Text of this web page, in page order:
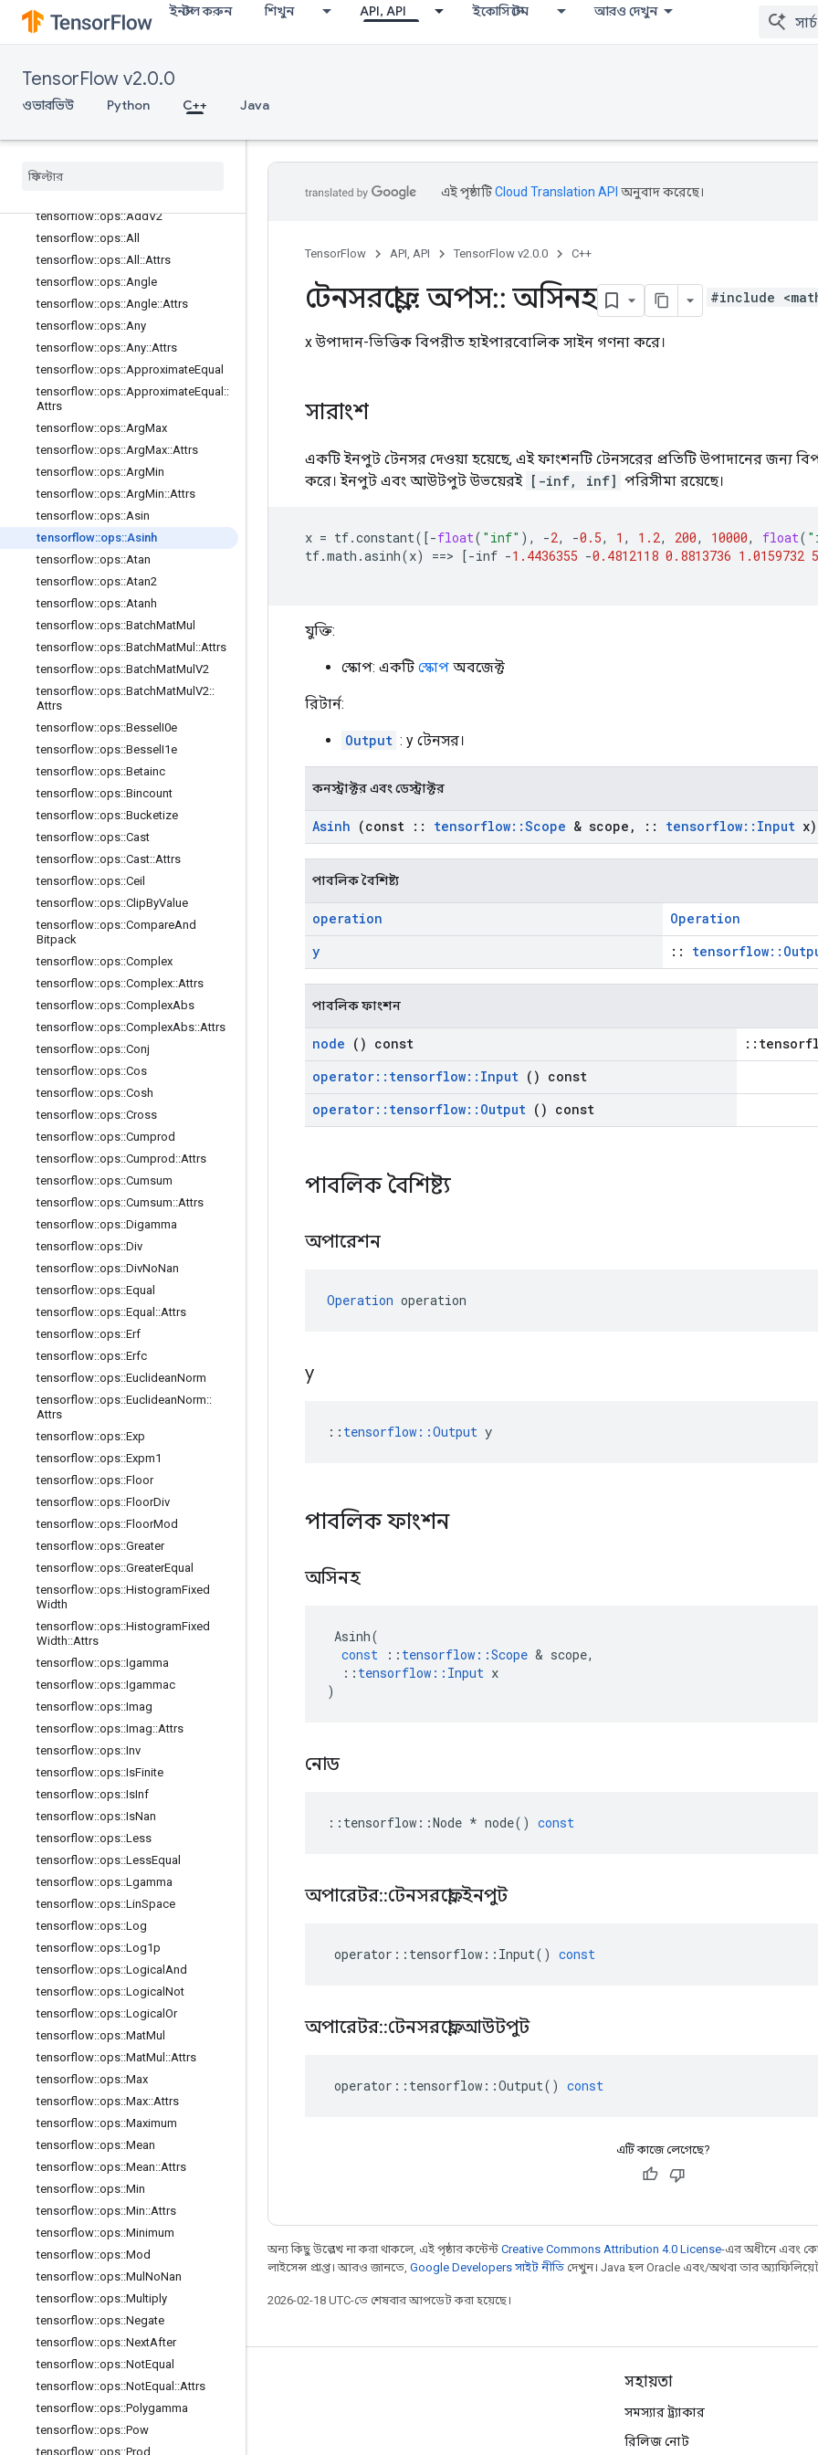
ইনস্টল করুন শিখুন API, API ইকোসিস্টেম আরও দেখুন
TensorFlow v2.0.0
ওভারভিউ Python C++ Java
logging_ops
math_ops
tensorflow::ops::Abs
tensorflow::ops::AccumulateNV2
tensorflow
tensorflow::ops::AddV2
tensorflow::ops::All
tensorflow::ops::All ::Attrs
tensorflow::ops::Angle
tensorflow::ops::Angle::Attrs
tensorflow::ops::Any
tensorflow::ops::Any::Attrs
tensorflow::ops::ApproximateEqual
tensorflow::ops::ApproximateEqual ::
Attrs
tensorflow::ops::ArgMax
tensorflow::ops::ArgMax::Attrs
tensorflow::ops::ArgMin
tensorflow::ops::ArgMin::Attrs
tensorflow::ops::Asin
tensorflow::ops::Asinh
tensorflow::ops::Atan
tensorflow::ops::Atan2
tensorflow::ops::Atanh
tensorflow::ops::BatchMatMul
tensorflow::ops::BatchMatMul ::Attrs
tensorflow::ops::BatchMatMul V2
tensorflow::ops::BatchMatMul V2::
Attrs
tensorflow::ops::Bessel I0e
tensorflow::ops::Bessel I1e
tensorflow::ops::Betainc
tensorflow::ops::Bincount
tensorflow::ops::Bucketize
tensorflow::ops::Cast
tensorflow::ops::Cast::Attrs
tensorflow::ops::Ceil
tensorflow::ops::ClipByValue
tensorflow::ops::CompareAnd
Bitpack
tensorflow::ops::Complex
tensorflow::ops::Complex::Attrs
tensorflow::ops::ComplexAbs
tensorflow::ops::ComplexAbs::Attrs
tensorflow::ops::Conj
tensorflow::ops::Cos
tensorflow::ops::Cosh
tensorflow::ops::Cross
tensorflow::ops::Cumprod
tensorflow::ops::Cumprod ::Attrs
tensorflow::ops::Cumsum
tensorflow::ops::Cumsum::Attrs
tensorflow::ops::Digamma
tensorflow::ops::Div
tensorflow::ops::DivNoNan
tensorflow::ops::Equal
tensorflow::ops::Equal ::Attrs
tensorflow::ops::Erf
tensorflow::ops::Erfc
tensorflow::ops::EuclideanNorm
tensorflow::ops::EuclideanNorm::
Attrs
tensorflow::ops::Exp
tensorflow::ops::Expm1
tensorflow::ops::Floor
tensorflow::ops::FloorDiv
tensorflow::ops::FloorMod
tensorflow::ops::Greater
tensorflow::ops::GreaterEqual
tensorflow::ops::HistogramFixed
Width
tensorflow::ops::HistogramFixed
Width::Attrs
tensorflow::ops::Igamma
tensorflow::ops::Igammac
tensorflow::ops::Imag
tensorflow::ops::Imag::Attrs
tensorflow::ops::Inv
tensorflow::ops::IsFinite
tensorflow::ops::IsInf
tensorflow::ops::IsNan
tensorflow::ops::Less
tensorflow::ops::LessEqual
tensorflow::ops::Lgamma
tensorflow::ops::LinSpace
tensorflow::ops::Log
tensorflow::ops::Log1p
tensorflow::ops::Logical And
tensorflow::ops::Logical Not
tensorflow::ops::Logical Or
tensorflow::ops::MatMul
tensorflow::ops::MatMul ::Attrs
tensorflow::ops::Max
tensorflow::ops::Max::Attrs
tensorflow::ops::Maximum
tensorflow::ops::Mean
tensorflow::ops::Mean::Attrs
tensorflow::ops::Min
tensorflow::ops::Min::Attrs
tensorflow::ops::Minimum
tensorflow::ops::Mod
tensorflow::ops::Mul NoNan
tensorflow::ops::Multiply
tensorflow::ops::Negate
tensorflow::ops::NextAfter
tensorflow::ops::NotEqual
tensorflow::ops::NotEqual ::Attrs
tensorflow::ops::Polygamma
tensorflow::ops::Pow
tensorflow::ops::Prod
এই পৃষ্ঠাটিCloud Translation API অনুবাদ করেছে।
TensorFlow API, API TensorFlow v2.0.0 C++
টেনসরফ্লো:: অপস:: অসিনহ #include
x উপাদান-ভিত্তিক বিপরীত হাইপারবোলিক সাইন গণনা করে।
সারাংশ
একটি ইনপুট টেনসর দেওয়া হয়েছে, এই ফাংশনটি টেনসরের প্রতিটি উপাদানের জন্য
করে। ইনপুট এবং আউটপুট উভয়েরই [-inf, inf] পরিসীমা রয়েছে।
x = tf.constant([-float( "inf" ), -2, -0.5, 1 , 1.2, 200, 10000, float(
tf.math .asinh(x) ==> [-inf -1.4436355 -0.4812118 0.8813736 1.0159732
যুক্তি:
স্কোপ: একটি স্কোপ অবজেক্ট
রিটার্ন:
Output : y টেনসর।
কনস্ট্রাক্টর এবং ডেস্ট্রাক্টর
Asinh (const :: tensorflow::Scope & scope , :: tensorflow:: Input x)
পাবলিক বৈশিষ্ট্য
operation
Operation
y
::
পাবলিক ফাংশন
node () const
operator:: tensorflow:: Input () const
operator:: tensorflow:: Output () const
পাবলিক বৈশিষ্ট্য
অপারেশন
Operation operation
y
:: tensorflow::Output y
পাবলিক ফাংশন
অসিনহ
Asinh(
const
:: tensorflow ::Scope & scope,
:: tensorflow :: Input x
)
নোড
:: tensorflow ::Node * node() const
অপারেটর::টেনসরফ্লো::ইনপুট
operator :: tensorflow :: Input() const
অপারেটর::টেনসরফ্লো::আউটপুট
operator :: tensorflow ::Output() const
এটি কাজে লেগেছে?
অন্য কিছু উল্লেখ না করা থাকলে, এই পৃষ্ঠার কন্টেন্ট Creative Commons Attribution 4.0 License-এর অধীনে এবং
লাইসেন্স প্রাপ্ত। আরও জানতে, Google Developers সাইট নীতি দেখুন। Java হল Oracle এবং/অথবা তার অ্যাফিলিয়েট
2026-02-18 UTC-তে শেষবার আপডেট করা হয়েছে।
সবসময় যুক্ত থাকুন
ব্লগ
সহায়তা
সমস্যার ট্র্যাকার
রিলিজ নোট